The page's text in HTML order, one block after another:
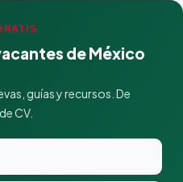
de México
guías y recursos. De
CV.